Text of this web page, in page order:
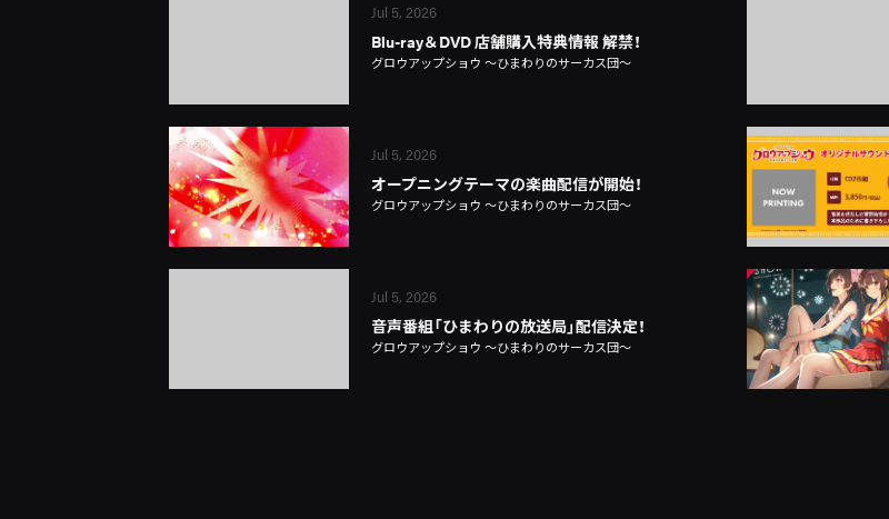
Jul 5, 2026
Blu-ray＆DVD 店舗購入特典情報 解禁！
グロウアップショウ ～ひまわりのサーカス団～
Jul 5, 2026
オープニングテーマの楽曲配信が開始！
グロウアップショウ ～ひまわりのサーカス団～
Jul 5, 2026
音声番組「ひまわりの放送局」配信決定！
グロウアップショウ ～ひまわりのサーカス団～